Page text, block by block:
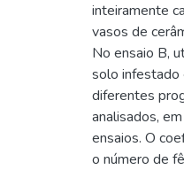
inteiramente
vasos de
No ensaio B,
solo infestado
diferentes
analisados,
ensaios. O
o número de